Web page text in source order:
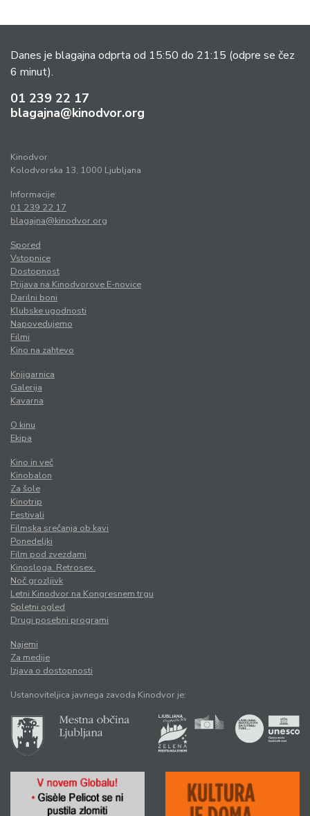
family:”Maquette
Dvodimenzionalna
cut-
out
Za
izdelavo
bomo
uporabili
papir,
tekstil,
karton
in
drug
material,
ki
izdelavo
ploščatih
Danes je blagajna odprta od 15:50 do 21:15 (odpre se čez
6 minut).
01 239 22 17
blagajna@kinodvor.org
Kinodvor
Kolodvorska 13, 1000 Ljubljana
Informacije:
01 239 22 17
blagajna@kinodvor.org
Spored
Vstopnice
Dostopnost
Prijava na Kinodvorove E-novice
Darilni boni
Klubske ugodnosti
Napovedujemo
Filmi
Kino na zahtevo
Knjigarnica
Galerija
Kavarna
O kinu
Ekipa
Kino in več
Kinobalon
Za šole
Kinotrip
Festivali
Filmska srečanja ob kavi
Ponedeljki
Film pod zvezdami
Kinosloga. Retrosex.
Noč grozljivk
Letni Kinodvor na Kongresnem trgu
Spletni ogled
Drugi posebni programi
Najemi
Za medije
Izjava o dostopnosti
Ustanoviteljica javnega zavoda Kinodvor je: